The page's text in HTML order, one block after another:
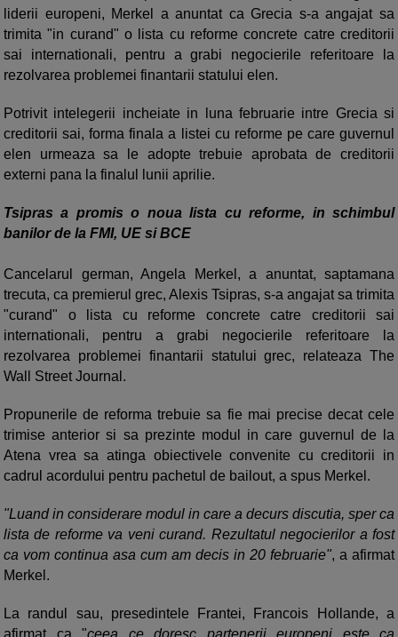
liderii europeni, Merkel a anuntat ca Grecia s-a angajat sa
trimita "in curand" o lista cu reforme concrete catre creditorii
sai internationali, pentru a grabi negocierile referitoare la
rezolvarea problemei finantarii statului elen.
Potrivit intelegerii incheiate in luna februarie intre Grecia si
creditorii sai, forma finala a listei cu reforme pe care guvernul
elen urmeaza sa le adopte trebuie aprobata de creditorii
externi pana la finalul lunii aprilie.
Tsipras a promis o noua lista cu reforme, in schimbul
banilor de la FMI, UE si BCE
Cancelarul german, Angela Merkel, a anuntat, saptamana
trecuta, ca premierul grec, Alexis Tsipras, s-a angajat sa trimita
"curand" o lista cu reforme concrete catre creditorii sai
internationali, pentru a grabi negocierile referitoare la
rezolvarea problemei finantarii statului grec, relateaza The
Wall Street Journal.
Propunerile de reforma trebuie sa fie mai precise decat cele
trimise anterior si sa prezinte modul in care guvernul de la
Atena vrea sa atinga obiectivele convenite cu creditorii in
cadrul acordului pentru pachetul de bailout, a spus Merkel.
"Luand in considerare modul in care a decurs discutia, sper ca
lista de reforme va veni curand. Rezultatul negocierilor a fost
ca vom continua asa cum am decis in 20 februarie", a afirmat
Merkel.
La randul sau, presedintele Frantei, Francois Hollande, a
afirmat ca "ceea ce doresc partenerii europeni este ca